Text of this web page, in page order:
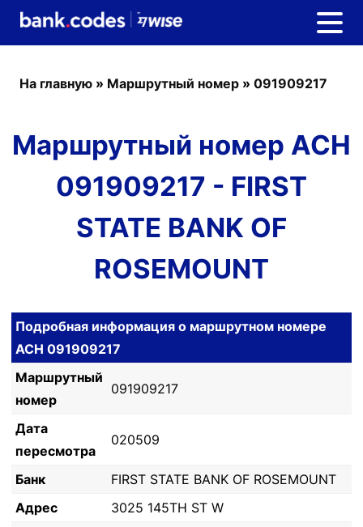
На главную » Маршрутный номер » 091909217
Маршрутный номер ACH
091909217 - FIRST
STATE BANK OF
ROSEMOUNT
Подробная информация о маршрутном номере
ACH 091909217
Маршрутный
номер
091909217
Дата
пересмотра
020509
Банк
FIRST STATE BANK OF ROSEMOUNT
Адрес
3025 145TH ST W